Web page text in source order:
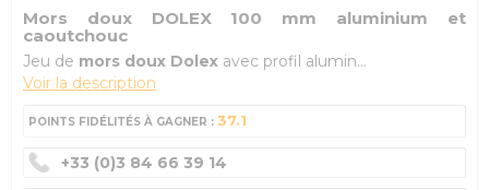
Mors doux DOLEX 100 mm aluminium et
caoutchouc
Jeu de mors doux Dolex avec profil alumin...
Voir la description
POINTS FIDÉLITÉS À GAGNER : 37.1
+33 (0)3 84 66 39 14